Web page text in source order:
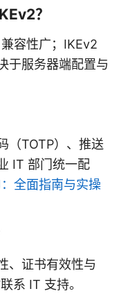
？
容性广；IKEv2
于服务器端配置与
（TOTP）、推送
IT 部门统一配
全面指南与实操
、证书有效性与
系 IT 支持。